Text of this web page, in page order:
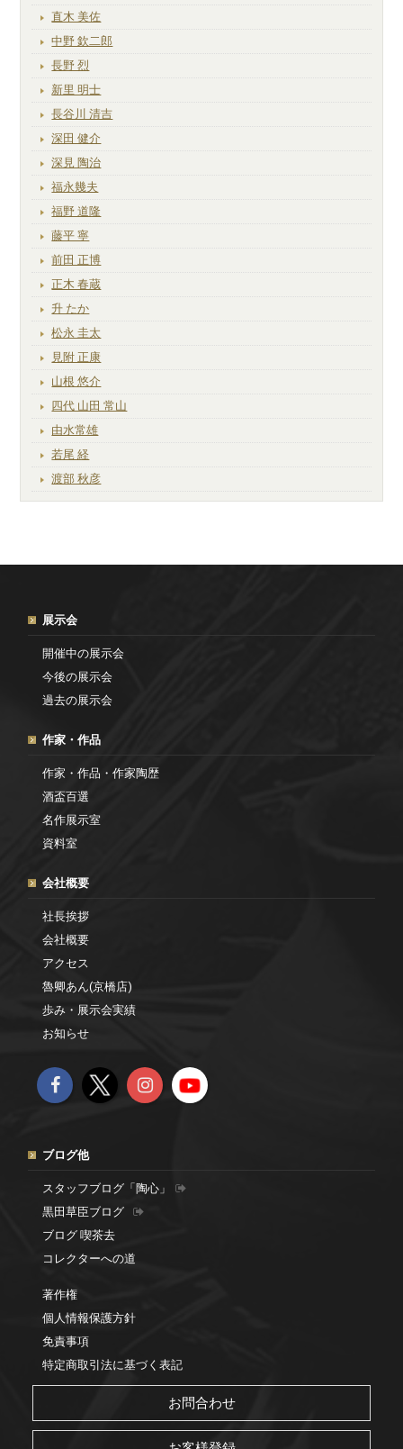
直木 美佐
中野 欽二郎
長野 烈
新里 明士
長谷川 清吉
深田 健介
深見 陶治
福永幾夫
福野 道隆
藤平 寧
前田 正博
正木 春蔵
升 たか
松永 圭太
見附 正康
山根 悠介
四代 山田 常山
由水常雄
若尾 経
渡部 秋彦
展示会
開催中の展示会
今後の展示会
過去の展示会
作家・作品
作家・作品・作家陶歴
酒盃百選
名作展示室
資料室
会社概要
社長挨拶
会社概要
アクセス
魯卿あん(京橋店)
歩み・展示会実績
お知らせ
ブログ他
スタッフブログ「陶心」
黒田草臣ブログ
ブログ 喫茶去
コレクターへの道
著作権
個人情報保護方針
免責事項
特定商取引法に基づく表記
お問合わせ